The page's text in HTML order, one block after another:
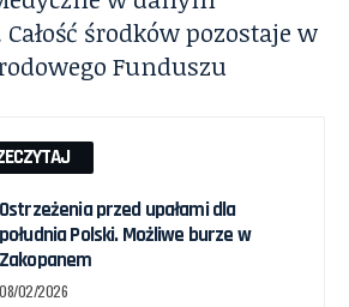
środków pozostaje w
Funduszu
Ostrzeżenia przed upałami dla
południa Polski. Możliwe burze w
Zakopanem
08/02/2026